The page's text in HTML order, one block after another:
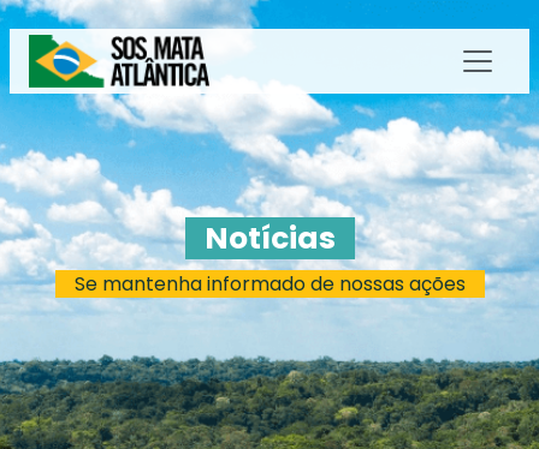
Notícias
Se mantenha informado de nossas ações